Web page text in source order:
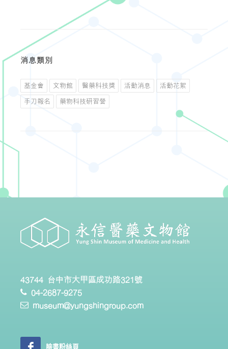
消息類別
基金會 文物館 醫藥科技獎 活動消息 活動花絮
手刀報名 藥物科技研習營
43744 台中市大甲區成功路321號
04-2687-9275
museum@yungshingroup.com
臉書粉絲頁